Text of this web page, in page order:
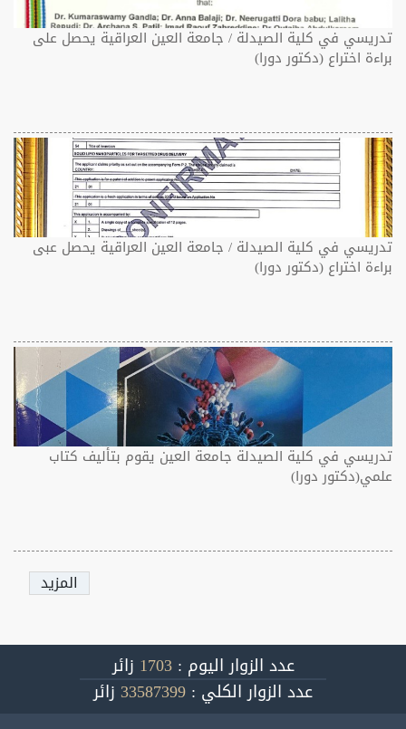
تدريسي في كلية الصيدلة / جامعة العين العراقية يحصل على
براءة اختراع (دكتور دورا)
تدريسي في كلية الصيدلة / جامعة العين العراقية يحصل عبى
براءة اختراع (دكتور دورا)
تدريسي في كلية الصيدلة جامعة العين يقوم بتأليف كتاب
علمي(دكتور دورا)
المزيد
عدد الزوار اليوم :1703 زائر
عدد الزوار الكلي : 33587399 زائر